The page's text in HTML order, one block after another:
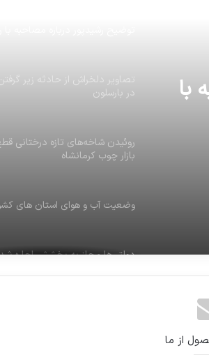
با
تصاوير دلخراش از حادثه زير گرفتن
در بارسلون
روئیدن شاخه‌های تازه درختانی
بازار چوب کرمانشاه
وضعیت آب و هوای استان های
دولتی‌ها مجاز به بخشش اجاره
از ما